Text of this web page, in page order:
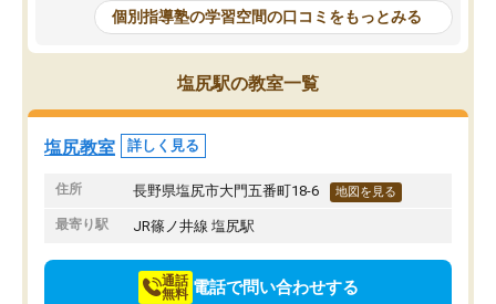
季節ごとの春季・夏季・冬季講習はも
ちろん、受験生専用の特別講習も充実
しています。最後までモチベーション
を維持して頑張れたのは、この塾のお
かげです。自信を持っておすすめでき
る塾です！
個別指導塾の学習空間の口コミをもっとみる
塩尻駅の教室一覧
塩尻教室 詳しく見る
住所 長野県塩尻市大門五番町18-6 地図を見る
最寄り駅 JR篠ノ井線 塩尻駅
通話
無料 電話で問い合わせする